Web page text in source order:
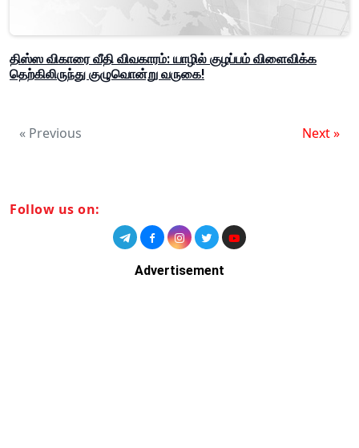
திஸ்ஸ விகாரை வீதி விவகாரம்: யாழில் குழப்பம் விளைவிக்க
தெற்கிலிருந்து குழுவொன்று வருகை!
« Previous Next »
Follow us on:
Advertisement